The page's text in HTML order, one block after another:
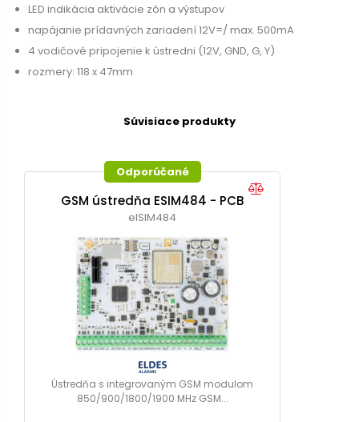
LED indikácia aktivácie zón a výstupov
napájanie prídavných zariadení 12V=/ max. 500mA
4 vodičové pripojenie k ústredni (12V, GND, G, Y)
rozmery: 118 x 47mm
Súvisiace produkty
Odporúčané
GSM ústredňa ESIM484 - PCB
elSIM484
Ústredňa s integrovaným GSM modulom
850/900/1800/1900 MHz GSM...